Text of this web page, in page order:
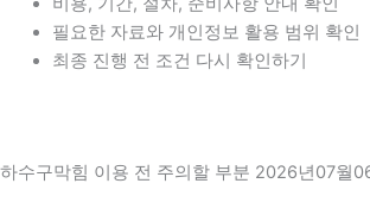
필요한 자료와 개인정보 활용 범위 확인
최종 진행 전 조건 다시 확인하기
하수구막힘 이용 전 주의할 부분 2026년07월